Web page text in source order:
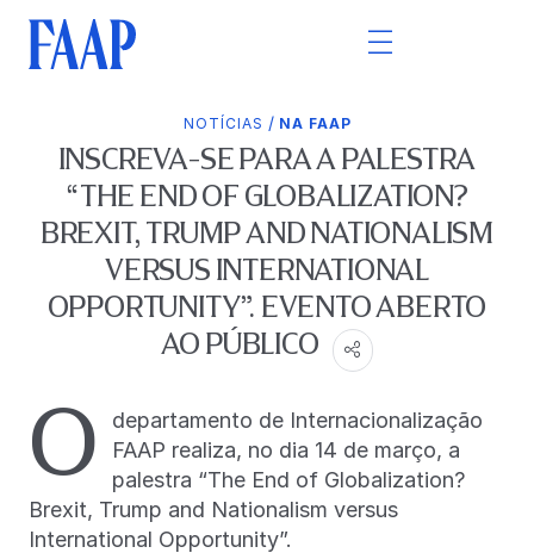
NOTÍCIAS / NA FAAP
INSCREVA-SE PARA A PALESTRA
“THE END OF GLOBALIZATION?
BREXIT, TRUMP AND NATIONALISM
VERSUS INTERNATIONAL
OPPORTUNITY”. EVENTO ABERTO
AO PÚBLICO
O
departamento de Internacionalização
FAAP realiza, no dia 14 de março, a
palestra “The End of Globalization?
Brexit, Trump and Nationalism versus
International Opportunity”.